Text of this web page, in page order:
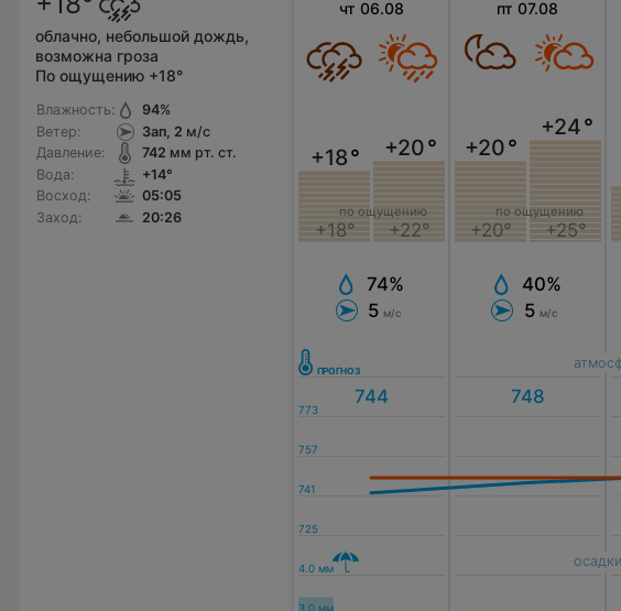
облачно, небольшой дождь,
возможна гроза
По ощущению +18°
Влажность:
Ветер:
Давление:
Вода:
Восход:
Заход:
94%
Зап, 2 м/с
742 мм рт. ст.
+14°
05:05
20:26
чт 06.08
+18°
+18°
+20°
+22°
по ощущению
74%
5 м/с
пт 07.08
+20°
+20°
+24°
+25°
по ощущению
40%
5 м/с
осадки